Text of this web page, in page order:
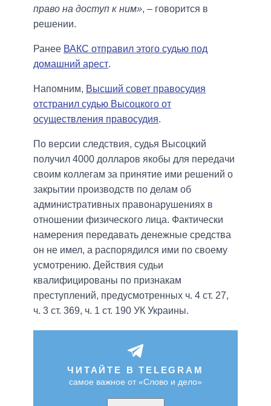
право на доступ к ним», – говорится в
решении.
Ранее ВАКС отправил этого судью под
домашний арест.
Напомним, Высший совет правосудия
отстранил судью Высоцкого от
осуществления правосудия.
По версии следствия, судья Высоцкий
получил 4000 долларов якобы для передачи
своим коллегам за принятие ими решений о
закрытии производств по делам об
административных правонарушениях в
отношении физического лица. Фактически
намерения передавать денежные средства
он не имел, а распорядился ими по своему
усмотрению. Действия судьи
квалифицированы по признакам
преступлений, предусмотренных ч. 4 ст. 27,
ч. 3 ст. 369, ч. 1 ст. 190 УК Украины.
ЧИТАЙТЕ В TELEGRAM
самое важное от «Слово и дело»